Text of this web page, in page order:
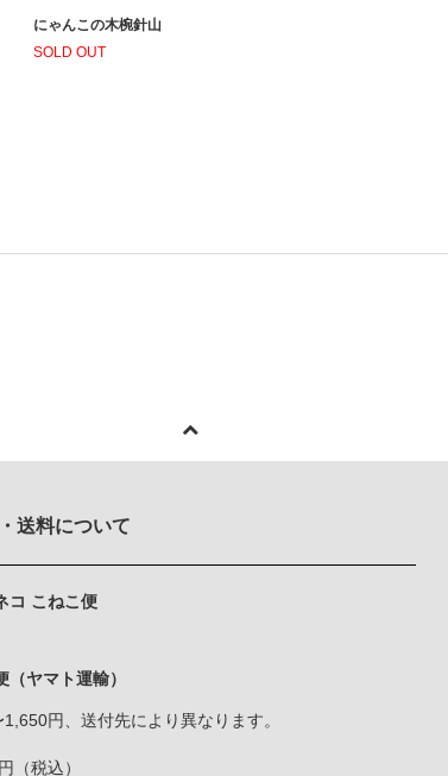
にゃんこの木椀針山
SOLD OUT
送料について
コ こねこ便
（ヤマト運輸）
円、送付先により異なります。
（税込）